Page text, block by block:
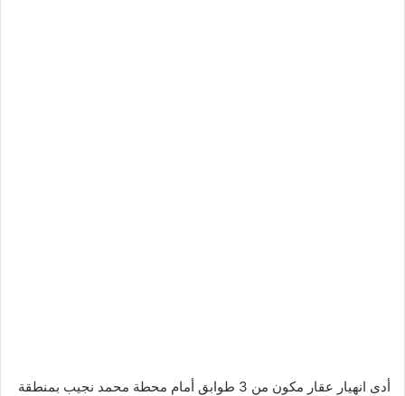
أدى انهيار عقار مكون من 3 طوابق أمام محطة محمد نجيب بمنطقة